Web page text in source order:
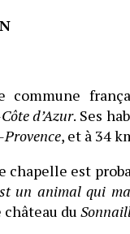
commune
d’Azur. Ses
, et à 34
chapelle est
un animal qui
du